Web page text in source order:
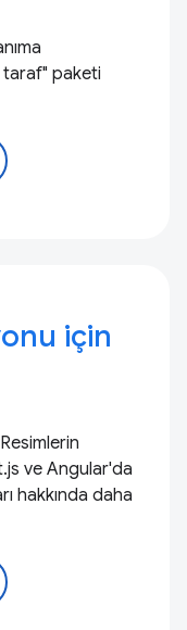
paketi
için
ve Angular'da
hakkında daha